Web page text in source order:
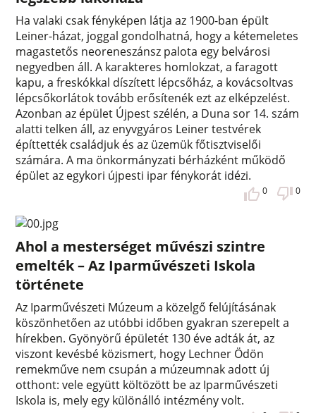
Ha valaki csak fényképen látja az 1900-ban épült
Leiner-házat, joggal gondolhatná, hogy a kétemeletes
magastetős neoreneszánsz palota egy belvárosi
negyedben áll. A karakteres homlokzat, a faragott
kapu, a freskókkal díszített lépcsőház, a kovácsoltvas
lépcsőkorlátok tovább erősítenék ezt az elképzelést.
Azonban az épület Újpest szélén, a Duna sor 14. szám
alatti telken áll, az enyvgyáros Leiner testvérek
építtették családjuk és az üzemük főtisztviselői
számára. A ma önkormányzati bérházként működő
épület az egykori újpesti ipar fénykorát idézi.
0 0
Ahol a mesterséget művészi szintre
emelték – Az Iparművészeti Iskola
története
Az Iparművészeti Múzeum a közelgő felújításának
köszönhetően az utóbbi időben gyakran szerepelt a
hírekben. Gyönyörű épületét 130 éve adták át, az
viszont kevésbé közismert, hogy Lechner Ödön
remekműve nem csupán a múzeumnak adott új
otthont: vele együtt költözött be az Iparművészeti
Iskola is, mely egy különálló intézmény volt.